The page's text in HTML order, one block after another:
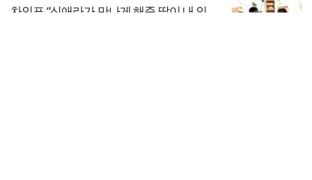
차인표 “신애라가 만나게 해준 딸이 내 인